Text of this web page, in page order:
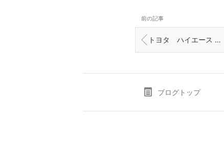
前の記事
トヨタ ハイエース ３型 キーレス追加 イモビ登録作業 富山の鍵屋
ブログトップ